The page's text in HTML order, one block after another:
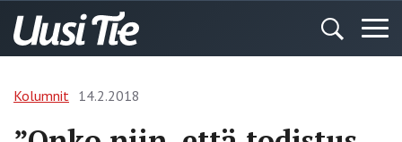
Kolumnit 14.2.2018